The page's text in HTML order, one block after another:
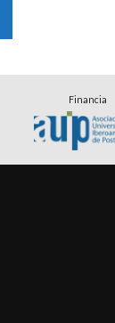
Financia